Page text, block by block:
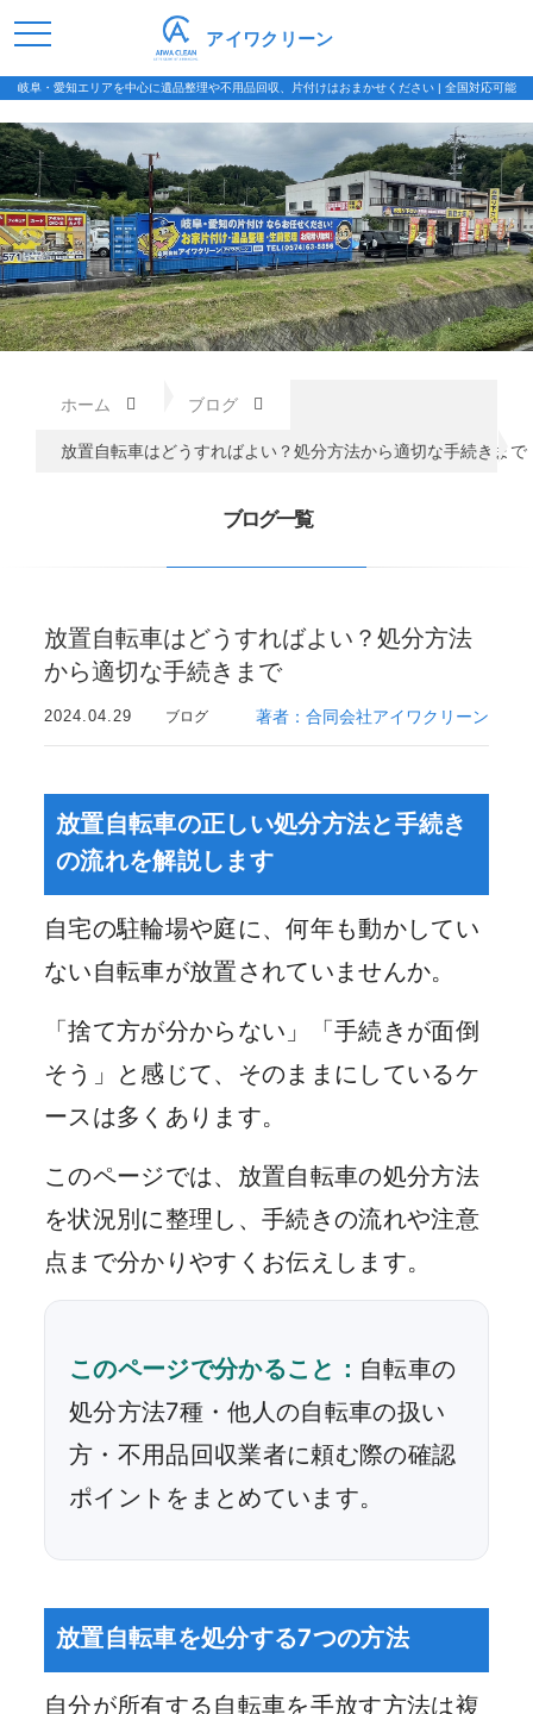
岐阜・愛知エリアを中心に遺品整理や不用品回収、片付けはおまかせください | 全国対応可能
アイワクリーン
ホーム ブログ
放置自転車はどうすればよい？処分方法から適切な手続きまで
ブログ一覧
放置自転車はどうすればよい？処分方法
から適切な手続きまで
2024.04.29 ブログ 著者：合同会社アイワクリーン
放置自転車の正しい処分方法と手続き
の流れを解説します
自宅の駐輪場や庭に、何年も動かしてい
ない自転車が放置されていませんか。
「捨て方が分からない」「手続きが面倒
そう」と感じて、そのままにしているケ
ースは多くあります。
このページでは、放置自転車の処分方法
を状況別に整理し、手続きの流れや注意
点まで分かりやすくお伝えします。
このページで分かること： 自転車の
処分方法7種・他人の自転車の扱い
方・不用品回収業者に頼む際の確認
ポイントをまとめています。
放置自転車を処分する7つの方法
自分が所有する自転車を手放す方法は複